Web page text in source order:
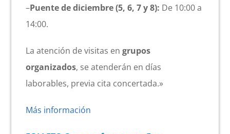
–Puente de diciembre (5, 6, 7 y 8): De 10:00 a
14:00.
La atención de visitas en grupos
organizados, se atenderán en días
laborables, previa cita concertada.»
Más información